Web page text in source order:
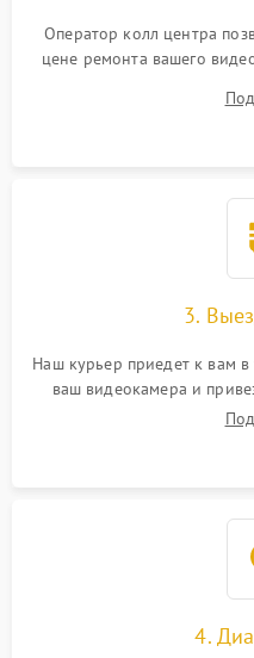
Оператор колл центра
цене ремонта вашего
3.
Наш курьер приедет к вам
ваш видеокамера и
4.